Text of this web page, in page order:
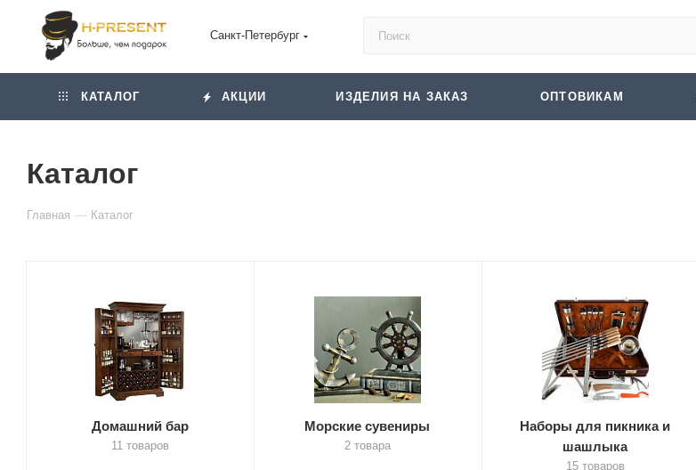
Санкт-Петербург
КАТАЛОГ АКЦИИ ИЗДЕЛИЯ НА ЗАКАЗ ОПТОВИКАМ
Каталог
Главная — Каталог
Домашний бар
11 товаров
Морские сувениры
2 товара
Наборы для пикника и
шашлыка
15 товаров